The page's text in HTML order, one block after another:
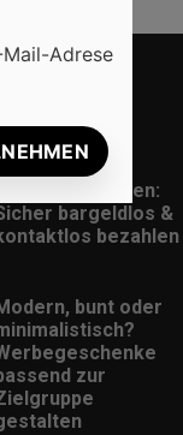
Online-Zahlungen:
bargeldlos &
bezahlen
bunt oder
zur
Adrese